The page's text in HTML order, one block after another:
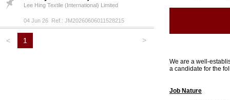
Lee Hing Textile (International) Limited
04 Jun 26 Ref.: JM20260606011528215
< 1 >
We are a well-
a candidate for the
Job Nature